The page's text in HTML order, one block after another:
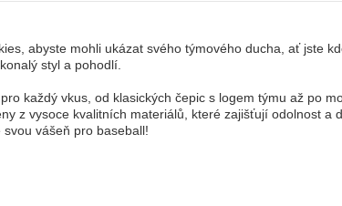
abyste mohli ukázat svého týmového ducha, ať jste
styl a pohodlí.
každý vkus, od klasických čepic s logem týmu až po
z vysoce kvalitních materiálů, které zajišťují odolnost a
vášeň pro baseball!